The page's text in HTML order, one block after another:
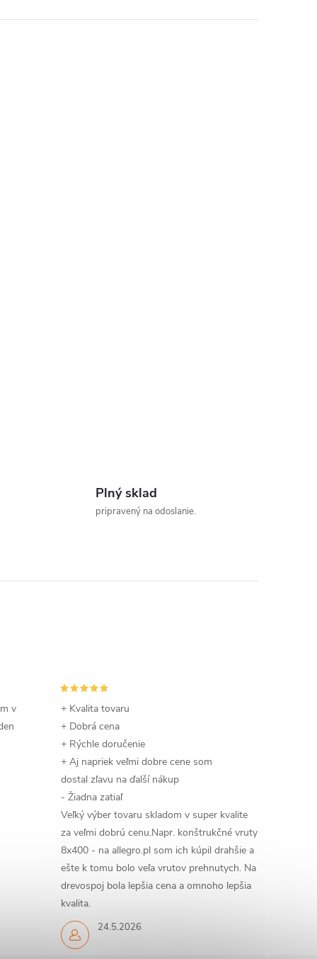
Plný sklad
pripravený na odoslanie.
v
24.5.2026
+ Kvalita tovaru
+ Dobrá cena
+ Rýchle doručenie
+ Aj napriek veľmi dobre cene som
dostal zľavu na ďalší nákup
- Žiadna zatiaľ
Veľký výber tovaru skladom v super kvalite
za veľmi dobrú cenu.Napr. konštrukčné vruty
8x400 - na allegro.pl som ich kúpil drahšie a
ešte k tomu bolo veľa vrutov prehnutych. Na
drevospoj bola lepšia cena a omnoho lepšia
kvalita.